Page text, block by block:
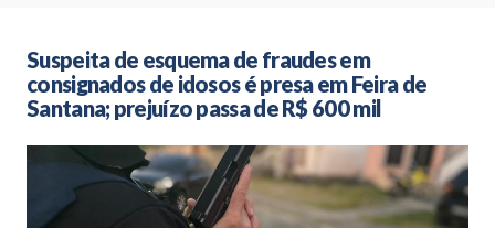
Suspeita de esquema de fraudes em
consignados de idosos é presa em Feira de
Santana; prejuízo passa de R$ 600 mil